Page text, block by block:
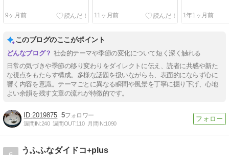
9ヶ月前 11ヶ月前 1年1ヶ月前
このブログのここがポイント
社会的テーマや季節の変化について短く深く触れる
日常の気づきや季節の移り変わりをダイレクトに伝え、読者に共感や新た
な視点をもたらす構成。多様な話題を扱いながらも、表面的にならず心に
響く内容を意識。テーマごとに異なる瞬間や風景を丁寧に掘り下げ、心地
よい余韻を残す文章の流れが特徴的です。
2019875 5
週間IN:240 週間OUT:110 月間IN:1090
うふふなダイドコ+plus